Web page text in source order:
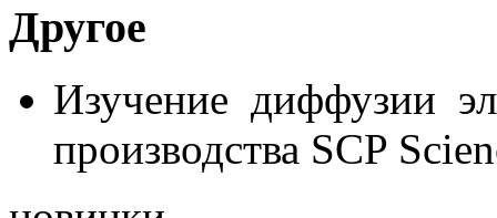
Другое
Изучение диффузии
производства SCP